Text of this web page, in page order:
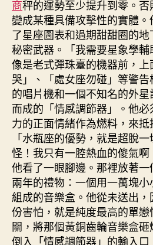
商秤的運勢至少提升到零。
變成某種具備攻擊性的實體
了星座圖表和過期甜甜圈的
秘密武器。「我需要星象學
像是老式彈珠臺的機器前，
哭」、「處女座勿碰」等警
的唱片機和一個不知名的外星
而成的「情感調節器」。他
力的正面情緒作為燃料，來抵
「水瓶座的優勢，就是超脫
怪！我只有一腔熱血的傻氣啊
他看了一眼腳邊。那裡放著
兩年的禮物：一個用一萬塊
組成的音樂盒。他從未送出
份害怕，就是純度最高的單
關，將那個黃銅齒輪音樂盒
倒入「情感調節器」的輸入